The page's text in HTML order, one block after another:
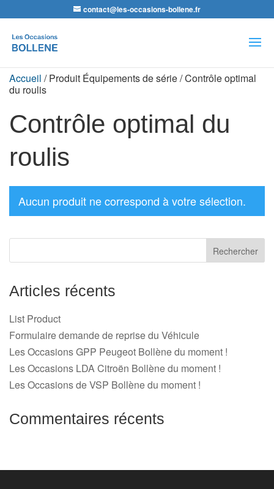
contact@les-occasions-bollene.fr
de
produits
Accueil / Produit Équipements de série / Contrôle optimal
du roulis
Contrôle optimal du
roulis
Aucun produit ne correspond à votre sélection.
Articles récents
List Product
Formulaire demande de reprise du Véhicule
Les Occasions GPP Peugeot Bollène du moment !
Les Occasions LDA Citroën Bollène du moment !
Les Occasions de VSP Bollène du moment !
Commentaires récents